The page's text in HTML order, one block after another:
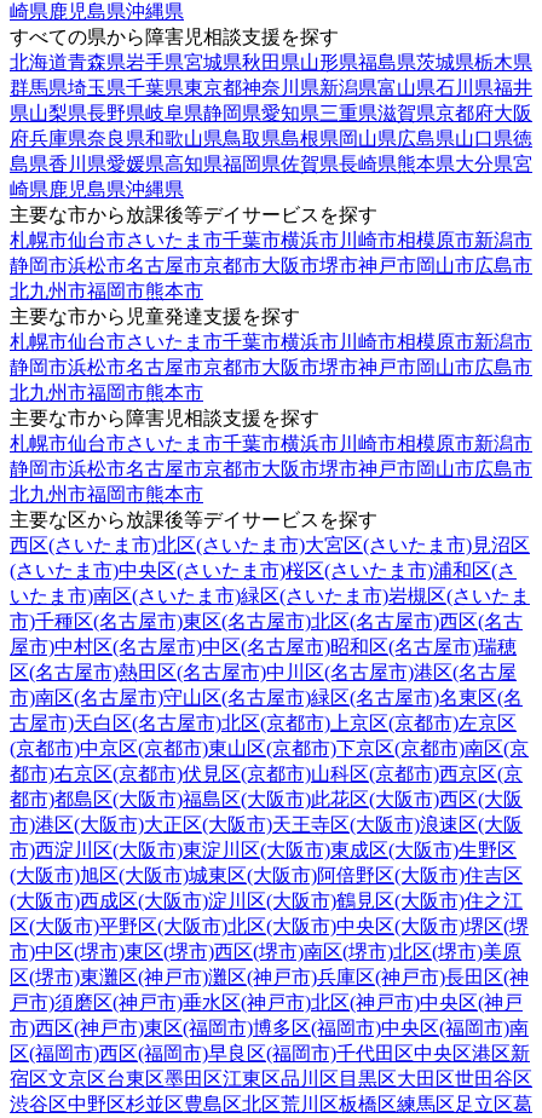
崎県鹿児島県沖縄県
すべての県から障害児相談支援を探す
北海道青森県岩手県宮城県秋田県山形県福島県茨城県栃木県
群馬県埼玉県千葉県東京都神奈川県新潟県富山県石川県福井
県山梨県長野県岐阜県静岡県愛知県三重県滋賀県京都府大阪
府兵庫県奈良県和歌山県鳥取県島根県岡山県広島県山口県徳
島県香川県愛媛県高知県福岡県佐賀県長崎県熊本県大分県宮
崎県鹿児島県沖縄県
主要な市から放課後等デイサービスを探す
札幌市仙台市さいたま市千葉市横浜市川崎市相模原市新潟市
静岡市浜松市名古屋市京都市大阪市堺市神戸市岡山市広島市
北九州市福岡市熊本市
主要な市から児童発達支援を探す
札幌市仙台市さいたま市千葉市横浜市川崎市相模原市新潟市
静岡市浜松市名古屋市京都市大阪市堺市神戸市岡山市広島市
北九州市福岡市熊本市
主要な市から障害児相談支援を探す
札幌市仙台市さいたま市千葉市横浜市川崎市相模原市新潟市
静岡市浜松市名古屋市京都市大阪市堺市神戸市岡山市広島市
北九州市福岡市熊本市
主要な区から放課後等デイサービスを探す
西区(さいたま市)北区(さいたま市)大宮区(さいたま市)見沼区
(さいたま市)中央区(さいたま市)桜区(さいたま市)浦和区(さ
いたま市)南区(さいたま市)緑区(さいたま市)岩槻区(さいたま
市)千種区(名古屋市)東区(名古屋市)北区(名古屋市)西区(名古
屋市)中村区(名古屋市)中区(名古屋市)昭和区(名古屋市)瑞穂
区(名古屋市)熱田区(名古屋市)中川区(名古屋市)港区(名古屋
市)南区(名古屋市)守山区(名古屋市)緑区(名古屋市)名東区(名
古屋市)天白区(名古屋市)北区(京都市) 上京区(京都市)左京区
(京都市)中京区(京都市)東山区(京都市)下京区(京都市)南区(京
都市)右京区(京都市)伏見区(京都市)山科区(京都市)西京区(京
都市)都島区(大阪市)福島区(大阪市)此花区(大阪市)西区(大阪
市)港区(大阪市)大正区(大阪市)天王寺区(大阪市)浪速区(大阪
市)西淀川区(大阪市)東淀川区(大阪市)東成区(大阪市)生野区
(大阪市)旭区(大阪市)城東区(大阪市)阿倍野区(大阪市)住吉区
(大阪市)西成区(大阪市)淀川区(大阪市)鶴見区(大阪市)住之江
区(大阪市)平野区(大阪市)北区(大阪市)中央区(大阪市)堺区(堺
市)中区(堺市)東区(堺市)西区(堺市)南区(堺市)北区(堺市)美原
区(堺市)東灘区(神戸市)灘区(神戸市)兵庫区(神戸市)長田区(神
戸市)須磨区(神戸市)垂水区(神戸市)北区(神戸市)中央区(神戸
市)西区(神戸市)東区(福岡市)博多区(福岡市)中央区(福岡市)南
区(福岡市)西区(福岡市)早良区(福岡市)千代田区中央区港区新
宿区文京区台東区墨田区江東区品川区 目黒区大田区世田谷区
渋谷区中野区杉並区豊島区北区荒川区板橋区練馬区足立区葛